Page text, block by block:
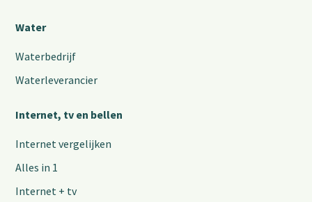
Water
Waterbedrijf
Waterleverancier
Internet, tv en bellen
Internet vergelijken
Alles in 1
Internet + tv